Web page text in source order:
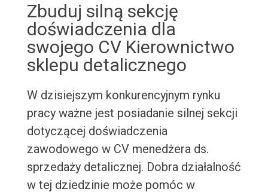
Zbuduj silną sekcję
doświadczenia dla
swojego CV Kierownictwo
sklepu detalicznego
W dzisiejszym konkurencyjnym rynku
pracy ważne jest posiadanie silnej sekcji
dotyczącej doświadczenia
zawodowego w CV menedżera ds.
sprzedaży detalicznej. Dobra działalność
w tej dziedzinie może pomóc w